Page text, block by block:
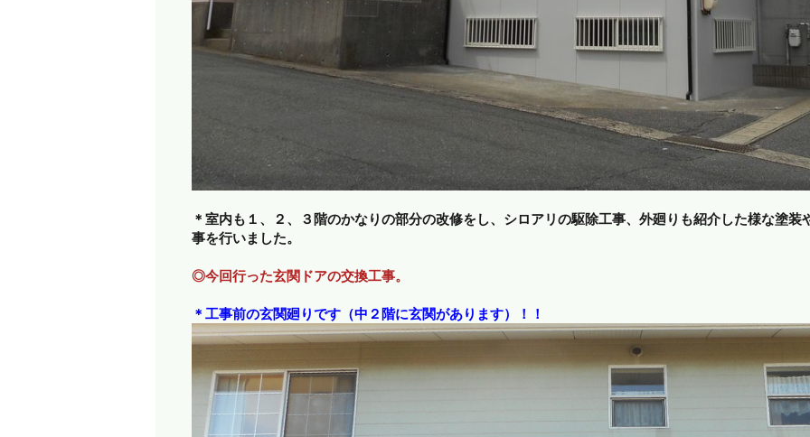
＊室内も１、２、３階のかなりの部分の改修をし、シロアリの駆除工事、外廻りも紹介した様な塗
事を行いました。
◎今回行った玄関ドアの交換工事。
＊工事前の玄関廻りです（中２階に玄関があります）！！